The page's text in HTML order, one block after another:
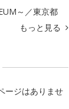
～／東京都
もっと見る
ージはありませ